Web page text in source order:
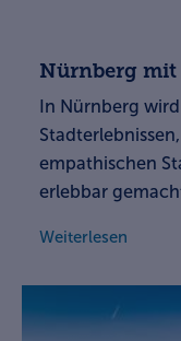
Nürnberg mit
In Nürnberg
empathischen
erlebbar
Weiterlesen